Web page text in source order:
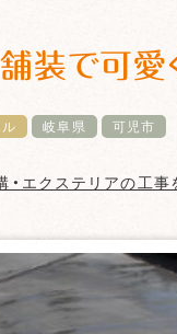
装で可
岐阜県 可児市
・エクステリアの工